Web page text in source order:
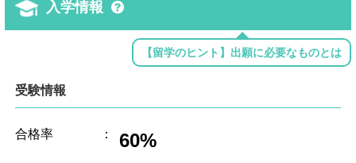
入学情報
【留学のヒント】出願に必要なものとは
受験情報
合格率 ： 60%